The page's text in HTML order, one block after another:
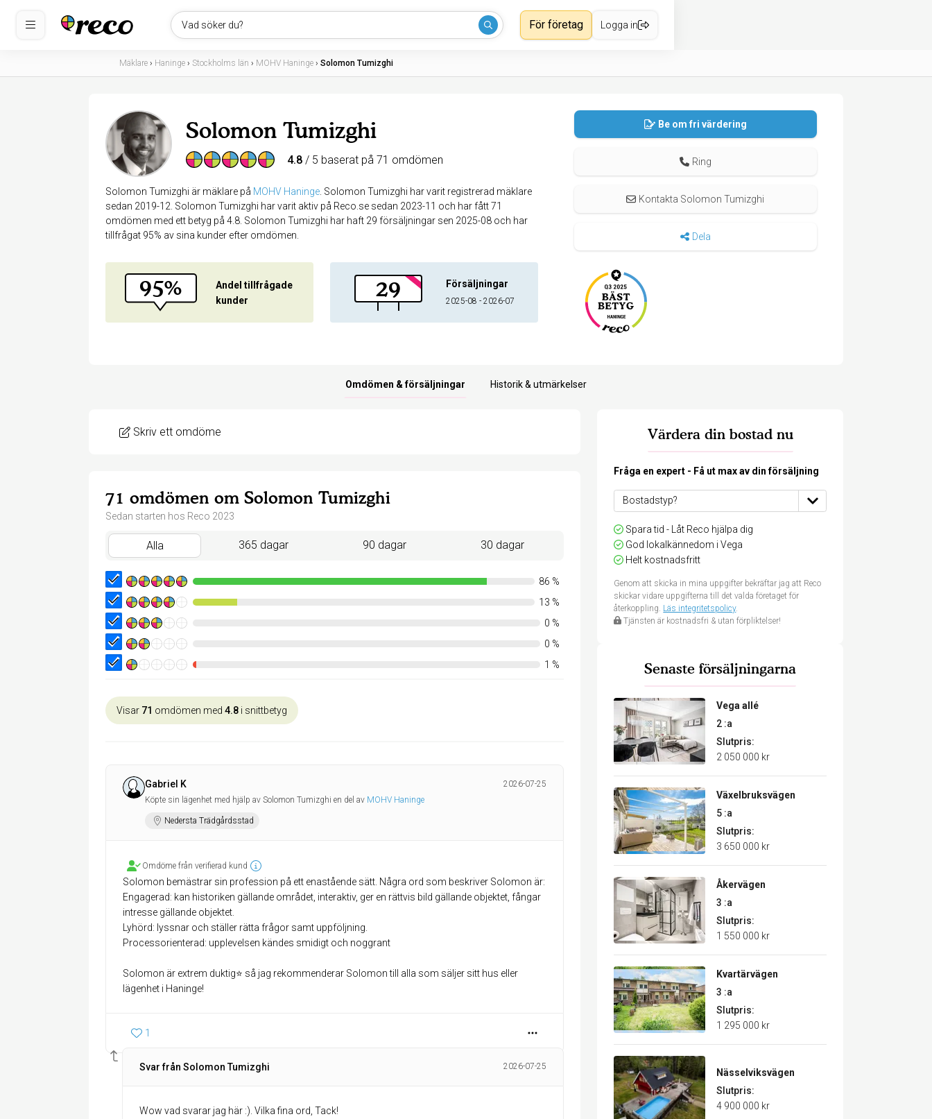
Vad söker du? För företag Logga in
Mäklare › Haninge › Stockholms län › MOHV Haninge › Solomon Tumizghi
Solomon Tumizghi
4.8 / 5 baserat på 71 omdömen
Solomon Tumizghi är mäklare på MOHV Haninge. Solomon Tumizghi har varit registrerad mäklare
sedan 2019-12. Solomon Tumizghi har varit aktiv på Reco.se sedan 2023-11 och har fått 71
omdömen med ett betyg på 4.8. Solomon Tumizghi har haft 29 försäljningar sen 2025-08 och har
tillfrågat 95% av sina kunder efter omdömen.
95%
Andel tillfrågade
kunder
29 Försäljningar
2025-08 - 2026-07
Be om fri värdering
Ring
Kontakta Solomon Tumizghi
Dela
Omdömen & försäljningar Historik & utmärkelser
Skriv ett omdöme
71 omdömen om Solomon Tumizghi
Sedan starten hos Reco 2023
Alla 365 dagar 90 dagar 30 dagar
86 %
13 %
0 %
0 %
1 %
Visar 71 omdömen med 4.8 i snittbetyg
Gabriel K
2026-07-25
Köpte sin lägenhet med hjälp av Solomon Tumizghi en del av MOHV Haninge
Nedersta Trädgårdsstad
Omdöme från verifierad kund
Solomon bemästrar sin profession på ett enastående sätt. Några ord som beskriver Solomon är:
Engagerad: kan historiken gällande området, interaktiv, ger en rättvis bild gällande objektet, fångar
intresse gällande objektet.
Lyhörd: lyssnar och ställer rätta frågor samt uppföljning.
Processorienterad: upplevelsen kändes smidigt och noggrant
Solomon är extrem duktig⭐ så jag rekommenderar Solomon till alla som säljer sitt hus eller
lägenhet i Haninge!
1
Svar från Solomon Tumizghi 2026-07-25
Wow vad svarar jag här :). Vilka fina ord, Tack!
Värdera din bostad nu
Fråga en expert - Få ut max av din försäljning
Spara tid - Låt Reco hjälpa dig
God lokalkännedom i Vega
Helt kostnadsfritt
Genom att skicka in mina uppgifter bekräftar jag att Reco
skickar vidare uppgifterna till det valda företaget för
återkoppling. Läs integritetspolicy.
Tjänsten är kostnadsfri & utan förpliktelser!
Senaste försäljningarna
Vega allé
2 :a
Slutpris:
2 050 000 kr
Växelbruksvägen
5 :a
Slutpris:
3 650 000 kr
Åkervägen
3 :a
Slutpris:
1 550 000 kr
Kvartärvägen
3 :a
Slutpris:
1 295 000 kr
Nässelviksvägen
Slutpris:
4 900 000 kr